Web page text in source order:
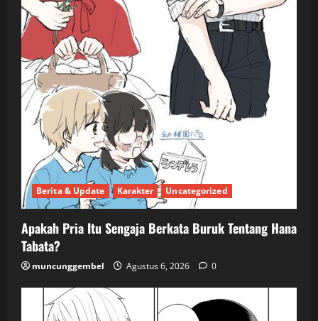
Berita & Update Karakter Uncategorized
Apakah Pria Itu Sengaja Berkata Buruk Tentang Hana
Tabata?
muncunggembel Agustus 6, 2026 0